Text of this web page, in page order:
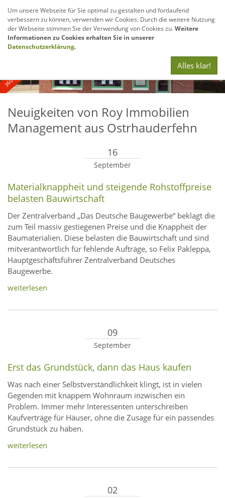
360° - und Luftbildaufnahmen
Neuigkeiten von Roy Immobilien
Management aus Ostrhauderfehn
16
September
Materialknappheit und steigende Rohstoffpreise
belasten Bauwirtschaft
Der Zentralverband „Das Deutsche Baugewerbe“ beklagt die
zum Teil massiv gestiegenen Preise und die Knappheit der
Baumaterialien. Diese belasten die Bauwirtschaft und sind
mitverantwortlich für fehlende Aufträge, so Felix Pakleppa,
Hauptgeschäftsführer Zentralverband Deutsches
Baugewerbe.
weiterlesen
09
September
Erst das Grundstück, dann das Haus kaufen
Was nach einer Selbstverständlichkeit klingt, ist in vielen
Gegenden mit knappem Wohnraum inzwischen ein
Problem. Immer mehr Interessenten unterschreiben
Kaufverträge für Häuser, ohne die Zusage für ein passendes
Grundstück zu haben.
weiterlesen
02
Um unsere Webseite für Sie optimal zu gestalten und fortlaufend
verbessern zu können, verwenden wir Cookies. Durch die weitere Nutzung
der Webseite stimmen Sie der Verwendung von Cookies zu.Weitere
Informationen zu Cookies erhalten Sie in unserer
Datenschutzerklärung.
Alles klar!